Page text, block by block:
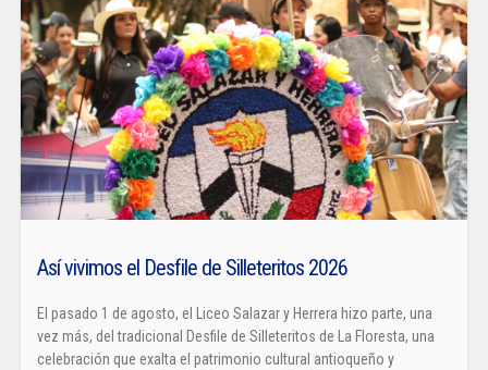
Así vivimos el Desfile de Silleteritos 2026
El pasado 1 de agosto, el Liceo Salazar y Herrera hizo parte, una
vez más, del tradicional Desfile de Silleteritos de La Floresta, una
celebración que exalta el patrimonio cultural antioqueño y